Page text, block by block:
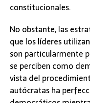
constitucionales.
No obstante, las
que los líderes
son particularmente
se perciben como
vista del
autócratas ha